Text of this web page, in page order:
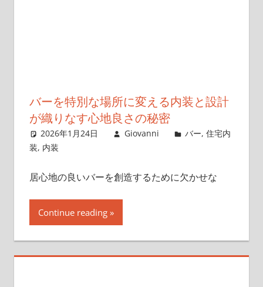
バーを特別な場所に変える内装と設計
が織りなす心地良さの秘密
2026年1月24日 Giovanni バー,住宅内
装, 内装
居心地の良いバーを創造するために欠かせな
Continue reading